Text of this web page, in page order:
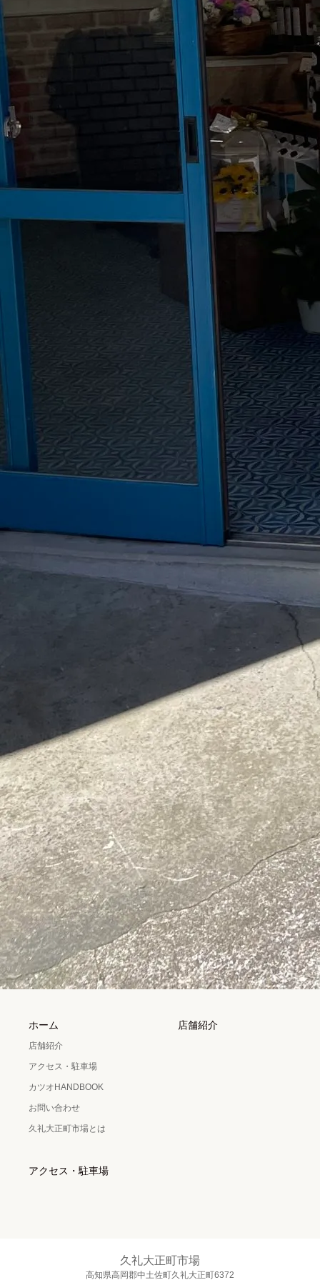
ホーム
店舗紹介
アクセス・駐車場
カツオHANDBOOK
お問い合わせ
久礼大正町市場とは
店舗紹介
アクセス・駐車場
久礼大正町市場
高知県高岡郡中土佐町久礼大正町6372